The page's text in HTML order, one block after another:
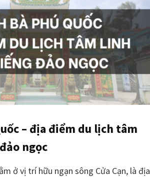
– địa điểm du lịch tâm
ngọc
ở vị trí hữu ngạn sông Cửa Cạn, là địa